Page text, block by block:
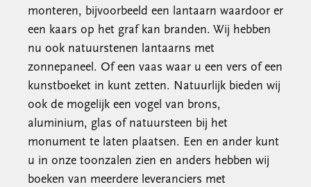
monteren, bijvoorbeeld een lantaarn waardoor er
een kaars op het graf kan branden. Wij hebben
nu ook natuurstenen lantaarns met
zonnepaneel. Of een vaas waar u een vers of een
kunstboeket in kunt zetten. Natuurlijk bieden wij
ook de mogelijk een vogel van brons,
aluminium, glas of natuursteen bij het
monument te laten plaatsen. Een en ander kunt
u in onze toonzalen zien en anders hebben wij
boeken van meerdere leveranciers met